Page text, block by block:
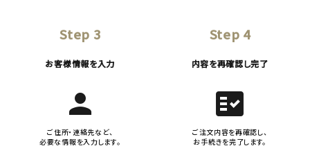
Step 3
お客様情報を入力
person
ご住所・連絡先など、
必要な情報を入力します。
Step 4
内容を再確認し完了
fact_check
ご注文内容を再確認し、
お手続きを完了します。